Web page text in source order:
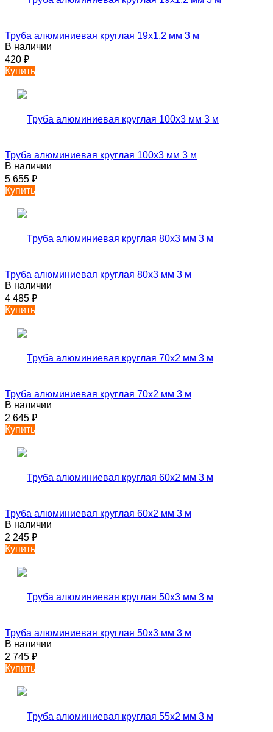
Труба алюминиевая круглая 19х1,2 мм 3 м
В наличии
420 ₽
Купить
Труба алюминиевая круглая 100х3 мм 3 м
В наличии
5 655 ₽
Купить
Труба алюминиевая круглая 80х3 мм 3 м
В наличии
4 485 ₽
Купить
Труба алюминиевая круглая 70х2 мм 3 м
В наличии
2 645 ₽
Купить
Труба алюминиевая круглая 60х2 мм 3 м
В наличии
2 245 ₽
Купить
Труба алюминиевая круглая 50х3 мм 3 м
В наличии
2 745 ₽
Купить